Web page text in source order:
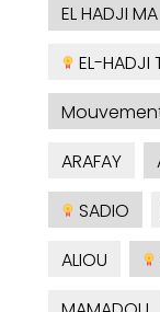
EL HADJI MA
EL-HADJI
ARAFAY
SADIO
ALIOU